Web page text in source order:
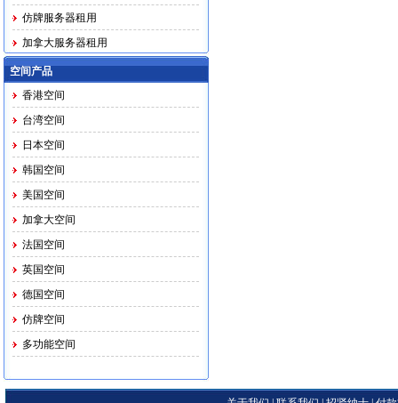
仿牌服务器租用
加拿大服务器租用
马印越泰务器租用
空间产品
香港空间
台湾空间
日本空间
韩国空间
美国空间
加拿大空间
法国空间
英国空间
德国空间
仿牌空间
多功能空间